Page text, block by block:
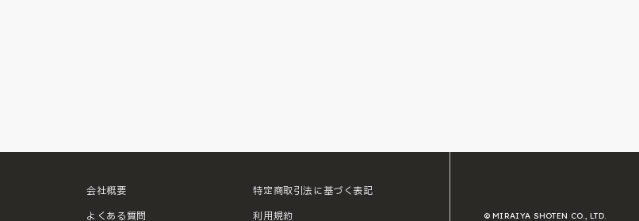
会社概要
よくある質問
特定商取引法に基づく表記
利用規約 © MIRAIYA SHOTEN CO., LTD.